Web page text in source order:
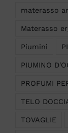
materasso
Materasso
Piumini
PIUMINO
PROFUMI
TELO
TOVAGLIE